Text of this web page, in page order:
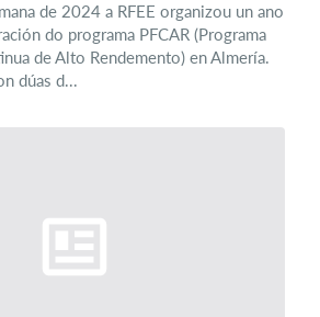
de 2024 a RFEE organizou un ano
do programa PFCAR (Programa
de Alto Rendemento) en Almería.
dúas d...